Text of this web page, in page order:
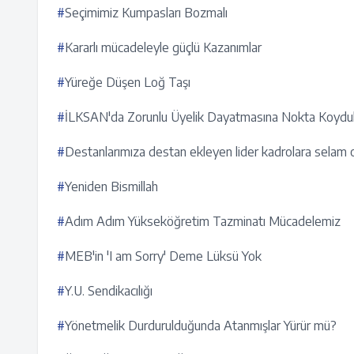
#Seçimimiz Kumpasları Bozmalı
#Kararlı mücadeleyle güçlü Kazanımlar
#Yüreğe Düşen Loğ Taşı
#İLKSAN'da Zorunlu Üyelik Dayatmasına Nokta
#Destanlarımıza destan ekleyen lider kadrolara selam
#Yeniden Bismillah
#Adım Adım Yükseköğretim Tazminatı Mücadelemiz
#MEB'in 'I am Sorry' Deme Lüksü Yok
#Y.U. Sendikacılığı
#Yönetmelik Durdurulduğunda Atanmışlar Yürür mü?